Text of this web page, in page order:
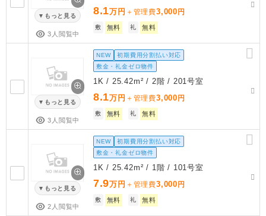
もっと見る
3人閲覧中
8.1万円 ＋管理費3,000 円
敷 無料 礼 無料
もっと見る
3人閲覧中
NEW
初期費用分割払い対応
敷金・礼金ゼロ物件
1K / 25.42m² / 2階 / 201号室
8.1万円 ＋管理費3,000 円
敷 無料 礼 無料
もっと見る
2人閲覧中
NEW
初期費用分割払い対応
敷金・礼金ゼロ物件
1K / 25.42m² / 1階 / 101号室
7.9万円 ＋管理費3,000 円
敷 無料 礼 無料